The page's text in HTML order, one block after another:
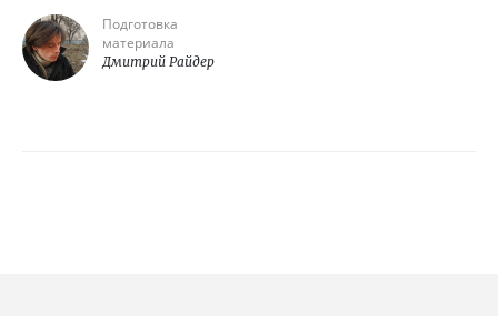
Подготовка
материала
Дмитрий Райдер